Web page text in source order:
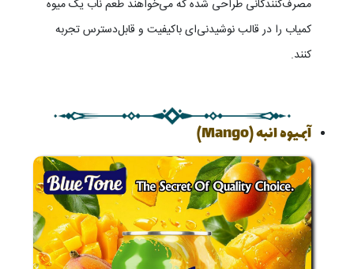
مصرف‌کنندگانی طراحی شده که می‌خواهند طعم ناب یک میوه
کمیاب را در قالب نوشیدنی‌ای باکیفیت و قابل‌دسترس تجربه
کنند.
آبمیوه انبه (Mango)